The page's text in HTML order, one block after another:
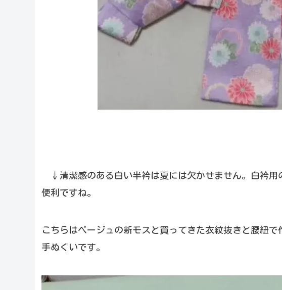
↓清潔感のある白い半衿は夏には欠かせません。白衿用
便利ですね。
こちらはベージュの新モスと買ってきた衣紋抜きと腰紐
手ぬぐいです。